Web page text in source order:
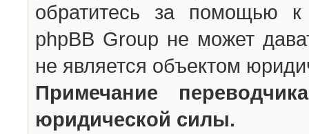
обратитесь за помощью к
phpBB Group не может
не является объектом
Примечание
юридической силы.